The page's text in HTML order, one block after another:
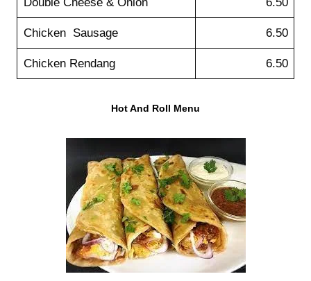
Chicken Sausage 6.50
Chicken Rendang 6.50
Hot And Roll Menu